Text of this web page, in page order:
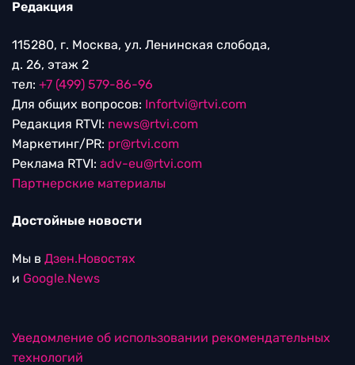
Редакция
115280, г. Москва, ул. Ленинская слобода,
д. 26, этаж 2
тел: +7 (499) 579-86-96
Для общих вопросов: Infortvi@rtvi.com
Редакция RTVI: news@rtvi.com
Маркетинг/PR: pr@rtvi.com
Реклама RTVI: adv-eu@rtvi.com
Партнерские материалы
Достойные новости
Мы в Дзен.Новостях
и Google.News
Уведомление об использовании рекомендательных
технологий